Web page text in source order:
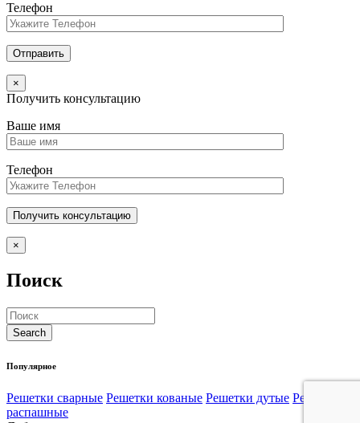
Телефон
×
Получить консультацию
Ваше имя
Телефон
×
Поиск
Популярное
Решетки сварные Решетки кованые Решетки дутые Решетки
распашные